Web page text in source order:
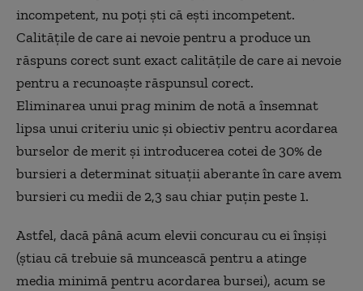
incompetent, nu poți ști că ești incompetent.
Calitățile de care ai nevoie pentru a produce un
răspuns corect sunt exact calitățile de care ai nevoie
pentru a recunoaște răspunsul corect.
Eliminarea unui prag minim de notă a însemnat
lipsa unui criteriu unic și obiectiv pentru acordarea
burselor de merit și introducerea cotei de 30% de
bursieri a determinat situații aberante în care avem
bursieri cu medii de 2,3 sau chiar puțin peste 1.
Astfel, dacă până acum elevii concurau cu ei înșiși
(știau că trebuie să muncească pentru a atinge
media minimă pentru acordarea bursei), acum se